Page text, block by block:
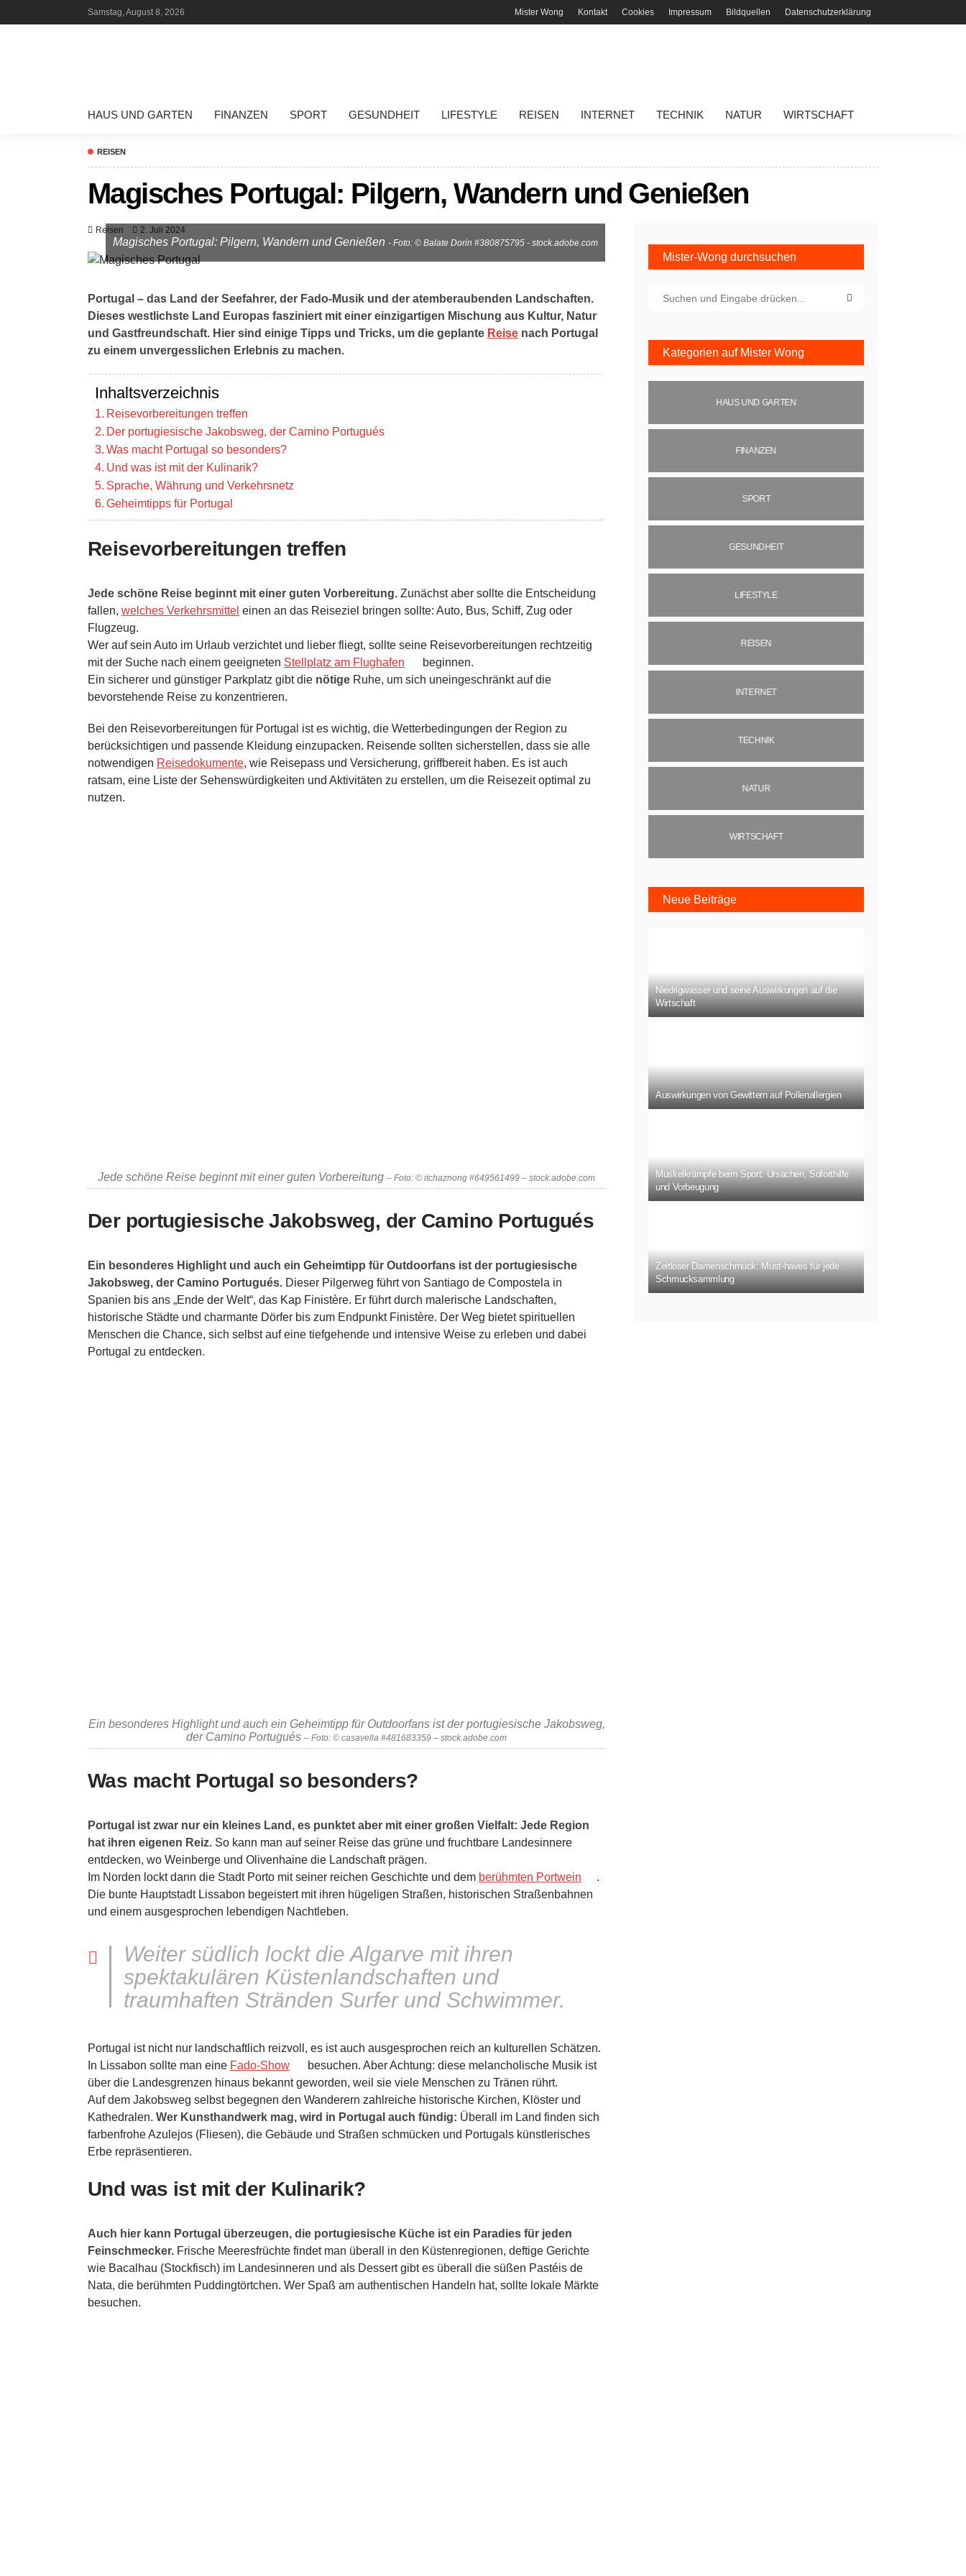
Samstag, August 8, 2026 Mister Wong Kontakt Cookies Impressum Bildquellen Datenschutzerklärung
HAUS UND GARTEN FINANZEN SPORT GESUNDHEIT LIFESTYLE REISEN INTERNET TECHNIK NATUR WIRTSCHAFT
REISEN
Magisches Portugal: Pilgern, Wandern und Genießen
Reisen 2. Juli 2024
Magisches Portugal: Pilgern, Wandern und Genießen - Foto: © Balate Dorin #380875795 - stock.adobe.com
Portugal – das Land der Seefahrer, der Fado-Musik und der atemberaubenden Landschaften.
Dieses westlichste Land Europas fasziniert mit einer einzigartigen Mischung aus Kultur, Natur
und Gastfreundschaft. Hier sind einige Tipps und Tricks, um die geplante Reise nach Portugal
zu einem unvergesslichen Erlebnis zu machen.
Inhaltsverzeichnis
Reisevorbereitungen treffen
Der portugiesische Jakobsweg, der Camino Portugués
Was macht Portugal so besonders?
Und was ist mit der Kulinarik?
Sprache, Währung und Verkehrsnetz
Geheimtipps für Portugal
Reisevorbereitungen treffen
Jede schöne Reise beginnt mit einer guten Vorbereitung. Zunächst aber sollte die Entscheidung
fallen, welches Verkehrsmittel einen an das Reiseziel bringen sollte: Auto, Bus, Schiff, Zug oder
Flugzeug.
Wer auf sein Auto im Urlaub verzichtet und lieber fliegt, sollte seine Reisevorbereitungen rechtzeitig
mit der Suche nach einem geeigneten Stellplatz am Flughafen
beginnen.
Ein sicherer und günstiger Parkplatz gibt die nötige Ruhe, um sich uneingeschränkt auf die
bevorstehende Reise zu konzentrieren.
Bei den Reisevorbereitungen für Portugal ist es wichtig, die Wetterbedingungen der Region zu
berücksichtigen und passende Kleidung einzupacken. Reisende sollten sicherstellen, dass sie alle
notwendigen Reisedokumente, wie Reisepass und Versicherung, griffbereit haben. Es ist auch
ratsam, eine Liste der Sehenswürdigkeiten und Aktivitäten zu erstellen, um die Reisezeit optimal zu
nutzen.
Jede schöne Reise beginnt mit einer guten Vorbereitung – Foto: © itchaznong #649561499 – stock.adobe.com
Der portugiesische Jakobsweg, der Camino Portugués
Ein besonderes Highlight und auch ein Geheimtipp für Outdoorfans ist der portugiesische
Jakobsweg, der Camino Portugués. Dieser Pilgerweg führt von Santiago de Compostela in
Spanien bis ans „Ende der Welt“, das Kap Finistère. Er führt durch malerische Landschaften,
historische Städte und charmante Dörfer bis zum Endpunkt Finistère. Der Weg bietet spirituellen
Menschen die Chance, sich selbst auf eine tiefgehende und intensive Weise zu erleben und dabei
Portugal zu entdecken.
Ein besonderes Highlight und auch ein Geheimtipp für Outdoorfans ist der portugiesische Jakobsweg,
der Camino Portugués – Foto: © casavella #481683359 – stock.adobe.com
Was macht Portugal so besonders?
Portugal ist zwar nur ein kleines Land, es punktet aber mit einer großen Vielfalt: Jede Region
hat ihren eigenen Reiz. So kann man auf seiner Reise das grüne und fruchtbare Landesinnere
entdecken, wo Weinberge und Olivenhaine die Landschaft prägen.
Im Norden lockt dann die Stadt Porto mit seiner reichen Geschichte und dem berühmten Portwein
.
Die bunte Hauptstadt Lissabon begeistert mit ihren hügeligen Straßen, historischen Straßenbahnen
und einem ausgesprochen lebendigen Nachtleben.
Weiter südlich lockt die Algarve mit ihren
spektakulären Küstenlandschaften und
traumhaften Stränden Surfer und Schwimmer.
Portugal ist nicht nur landschaftlich reizvoll, es ist auch ausgesprochen reich an kulturellen Schätzen.
In Lissabon sollte man eine Fado-Show
besuchen. Aber Achtung: diese melancholische Musik ist
über die Landesgrenzen hinaus bekannt geworden, weil sie viele Menschen zu Tränen rührt.
Auf dem Jakobsweg selbst begegnen den Wanderern zahlreiche historische Kirchen, Klöster und
Kathedralen. Wer Kunsthandwerk mag, wird in Portugal auch fündig: Überall im Land finden sich
farbenfrohe Azulejos (Fliesen), die Gebäude und Straßen schmücken und Portugals künstlerisches
Erbe repräsentieren.
Und was ist mit der Kulinarik?
Auch hier kann Portugal überzeugen, die portugiesische Küche ist ein Paradies für jeden
Feinschmecker. Frische Meeresfrüchte findet man überall in den Küstenregionen, deftige Gerichte
wie Bacalhau (Stockfisch) im Landesinneren und als Dessert gibt es überall die süßen Pastéis de
Nata, die berühmten Puddingtörtchen. Wer Spaß am authentischen Handeln hat, sollte lokale Märkte
besuchen.
Mister-Wong durchsuchen
Kategorien auf Mister Wong
HAUS UND GARTEN
FINANZEN
SPORT
GESUNDHEIT
LIFESTYLE
REISEN
INTERNET
TECHNIK
NATUR
WIRTSCHAFT
Neue Beiträge
Niedrigwasser und seine Auswirkungen auf die
Wirtschaft
Auswirkungen von Gewittern auf Pollenallergien
Muskelkrämpfe beim Sport: Ursachen, Soforthilfe
und Vorbeugung
Zeitloser Damenschmuck: Must-haves für jede
Schmucksammlung